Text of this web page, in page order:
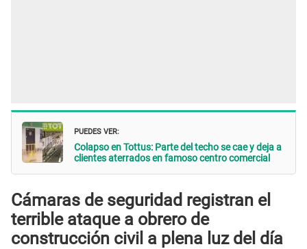
PUEDES VER:
Colapso en Tottus: Parte del techo se cae y deja a
clientes aterrados en famoso centro comercial
Cámaras de seguridad registran el
terrible ataque a obrero de
construcción civil a plena luz del día